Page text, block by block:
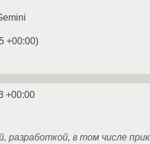
+00:00)
+00:00
разработкой, в том числе